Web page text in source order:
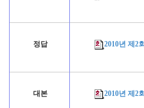
정답 2010년 제2
대본 2010년 제2